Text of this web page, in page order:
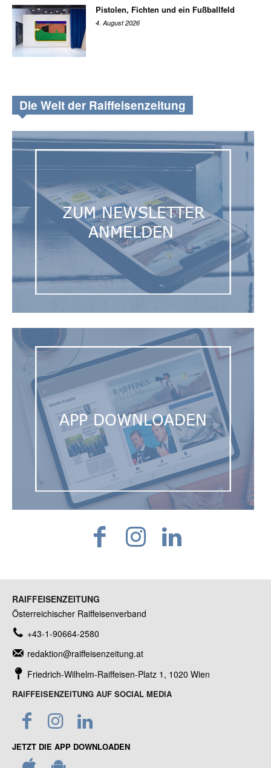
Pistolen, Fichten und ein Fußballfeld
4. August 2026
Die Welt der Raiffeisenzeitung
RAIFFEISENZEITUNG
Österreichischer Raiffeisenverband
+43-1-90664-2580
redaktion@raiffeisenzeitung.at
Friedrich-Wilhelm-Raiffeisen-Platz 1, 1020 Wien
RAIFFEISENZEITUNG AUF SOCIAL MEDIA
JETZT DIE APP DOWNLOADEN